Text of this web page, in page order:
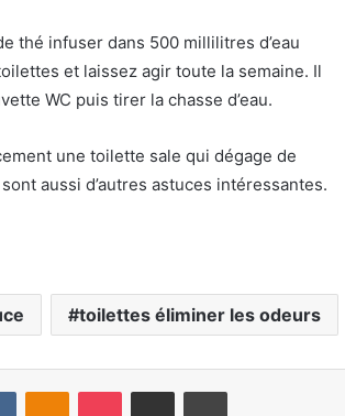
thé infuser dans 500 millilitres d’eau
et laissez agir toute la semaine. Il
WC puis tirer la chasse d’eau.
une toilette sale qui dégage de
aussi d’autres astuces intéressantes.
toilettes éliminer les odeurs